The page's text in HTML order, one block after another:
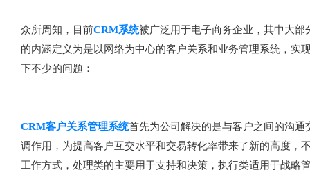
涵盖多种售前/后服务元素功能和接入
涵盖多种售前/后服务元素功能和接入
互联网等相关信息技术的发展是支撑
互联网金融模式发展的基石，给...
通过数字化方
享受个性化的
众所周知，目前CRM系统被广泛用于电子商务企业，其中大
的内涵定义为是以网络为中心的客户关系和业务管理系统，实
下不少的问题：
CRM客户关系管理系统首先为公司解决的是与客户之间的沟
调作用，为提高客户互交水平和交易转化率带来了新的高度，
工作方式，处理类的主要用于支持和决策，执行类适用于战略